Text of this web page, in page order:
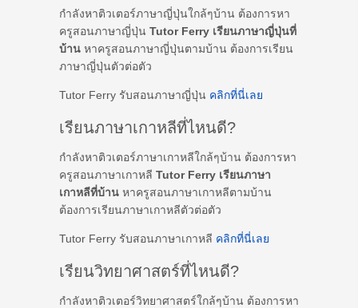
กำลังหาติวเตอร์ภาษาญี่ปุ่นใกล้ๆบ้าน ต้องการหา
ครูสอนภาษาญี่ปุ่น Tutor Ferry เรียนภาษาญี่ปุ่นที่
บ้าน หาครูสอนภาษาญี่ปุ่นตามบ้าน ต้องการเรียน
ภาษาญี่ปุ่นตัวต่อตัว
Tutor Ferry รับสอนภาษาญี่ปุ่น คลิกที่นี่เลย
เรียนภาษาเกาหลีที่ไหนดี?
กำลังหาติวเตอร์ภาษาเกาหลีใกล้ๆบ้าน ต้องการหา
ครูสอนภาษาเกาหลี Tutor Ferry เรียนภาษา
เกาหลีที่บ้าน หาครูสอนภาษาเกาหลีตามบ้าน
ต้องการเรียนภาษาเกาหลีตัวต่อตัว
Tutor Ferry รับสอนภาษาเกาหลี คลิกที่นี่เลย
เรียนวิทยาศาสตร์ที่ไหนดี?
กำลังหาติวเตอร์วิทยาศาสตร์ใกล้ๆบ้าน ต้องการหา